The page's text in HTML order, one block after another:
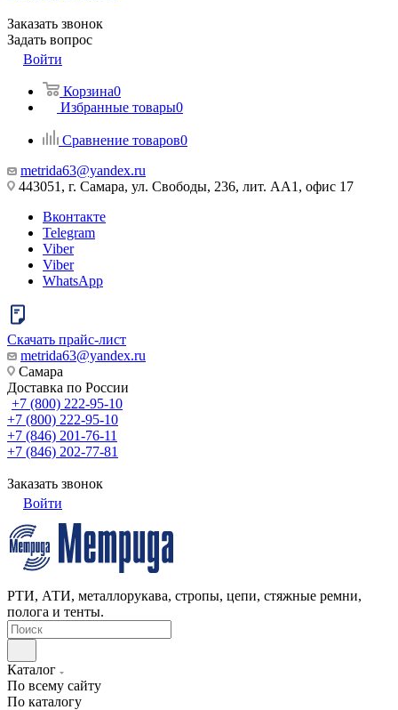
Заказать звонок
Задать вопрос
Войти
Корзина0
Избранные товары0
Сравнение товаров0
metrida63@yandex.ru
443051, г. Самара, ул. Свободы, 236, лит. АА1, офис 17
Вконтакте
Telegram
Viber
Viber
WhatsApp
Скачать прайс-лист
metrida63@yandex.ru
Самара
Доставка по России
+7 (800) 222-95-10
+7 (800) 222-95-10
+7 (846) 201-76-11
+7 (846) 202-77-81
Заказать звонок
Войти
РТИ, АТИ, металлорукава, стропы, цепи, стяжные ремни,
полога и тенты.
Каталог
По всему сайту
По каталогу